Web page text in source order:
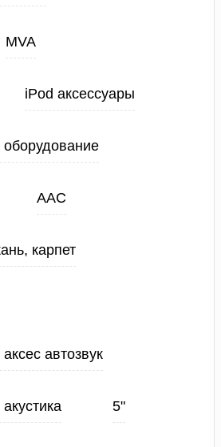
MVA
iPod аксессуары
ААС
карпет
автозвук
5"